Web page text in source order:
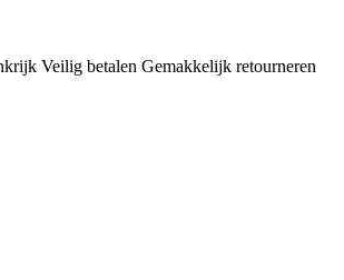
Veilig betalen Gemakkelijk retourneren